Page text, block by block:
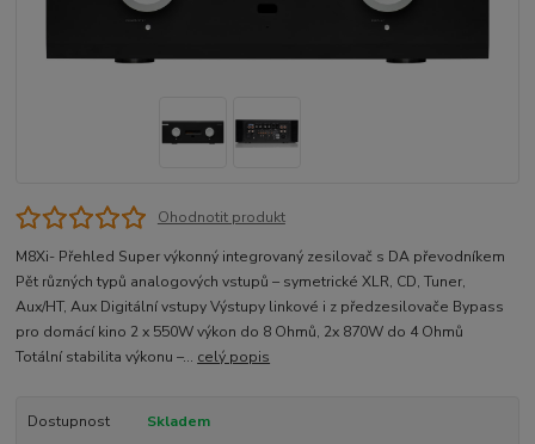
Ohodnotit produkt
M8Xi- Přehled Super výkonný integrovaný zesilovač s DA převodníkem
Pět různých typů analogových vstupů – symetrické XLR, CD, Tuner,
Aux/HT, Aux Digitální vstupy Výstupy linkové i z předzesilovače Bypass
pro domácí kino 2 x 550W výkon do 8 Ohmů, 2x 870W do 4 Ohmů
Totální stabilita výkonu –... celý popis
Dostupnost Skladem